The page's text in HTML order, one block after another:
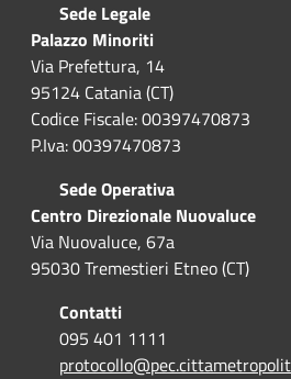
Sede Legale
Palazzo Minoriti
Via Prefettura, 14
95124 Catania (CT)
Codice Fiscale: 00397470873
P.Iva: 00397470873
Sede Operativa
Centro Direzionale Nuovaluce
Via Nuovaluce, 67a
95030 Tremestieri Etneo (CT)
Contatti
095 401 1111